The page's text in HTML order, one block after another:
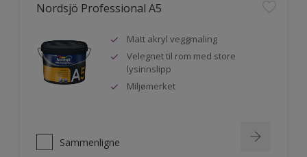
Nordsjö Professional A5
Matt akryl veggmaling
Velegnet til rom med store
lysinnslipp
Miljømerket
Sammenligne